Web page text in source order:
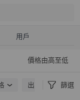
用戶
價格由高至低
出貨地點 篩選